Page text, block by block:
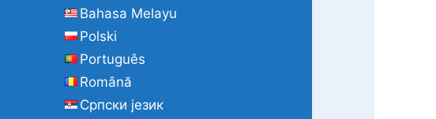
Bahasa Melayu
Polski
Português
Română
Cрпски језик